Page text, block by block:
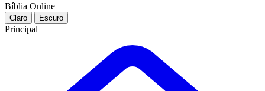
Bíblia Online
Claro Escuro
Principal